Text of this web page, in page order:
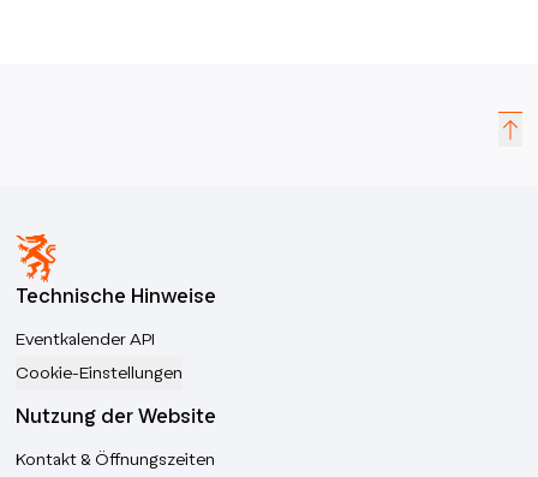
Technische Hinweise
Eventkalender API
Cookie-Einstellungen
Nutzung der Website
Kontakt & Öffnungszeiten